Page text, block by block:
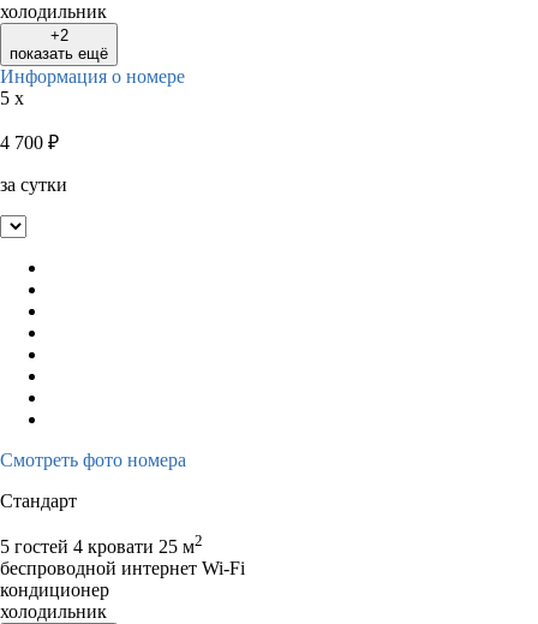
холодильник
+2
показать ещё
Информация о номере
5 x
4 700 ₽
за сутки
Смотреть фото номера
Стандарт
5 гостей 4 кровати 25 м2
беспроводной интернет Wi-Fi
кондиционер
холодильник